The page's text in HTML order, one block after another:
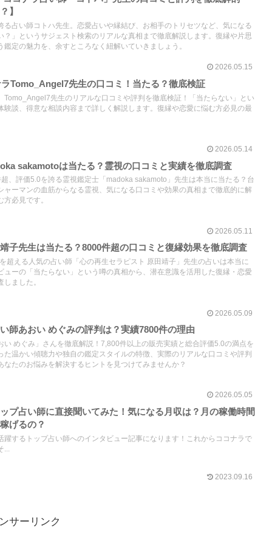
】
る占い師コトハ先生。恋愛占いや縁結び、お相手のトリセツなど、気になる
？」というサジェスト検索のリアルな真相まで徹底解説します。復縁や片思
定の魅力を、余すところなく紐解いていきましょう。
2026.05.15
Tomo_Angel7先生の口コミ！当たる？徹底検証
Tomo_Angel7先生のリアルな口コミや評判を徹底検証！「当たらない」とい
験談、得意な相談内容まで詳しく解説します。復縁や恋愛に悩む方必見の最
2026.05.14
sakamotoは当たる？霊視の口コミと実績を徹底調査
、評価5.0を誇る霊視鑑定士「madoka sakamoto」先生は本当に当たる？台
ャーマンの血筋からなる霊視、気になる口コミや効果の真相まで徹底的に解
必見です。
2026.05.11
子先生は当たる？8000件超の口コミと復縁効果を徹底調査
超える人気の占い師「心の再生セラピスト 原田靖子」先生の占いは本当に
ューの「当たらない」という噂の真相から、潜在意識を活用した復縁・恋愛
ました。
2026.05.09
師あおい めぐみの評判は？実績7800件の理由
い めぐみ」さんを徹底解説！7,800件以上の販売実績と総合評価5.0の満点を
た温かい傾聴力や独自の鑑定スタイルの特徴、実際のリアルな口コミや評判
なたのお悩みを解決するヒントを見つけてみませんか？
2026.05.05
プ占い師に直接聞いてみた！気になる月収は？月の稼働時間
げるの？
するトップ占い師へのインタビュー記事になります！これからココナラで
2023.09.16
サーリンク